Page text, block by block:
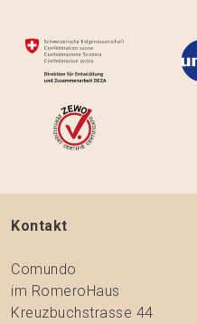
Kontakt
Comundo
im RomeroHaus
Kreuzbuchstrasse 44